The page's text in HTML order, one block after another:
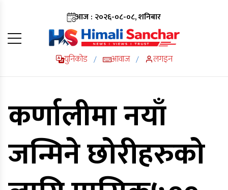
आज : २०२६-०८-०८, शनिबार
युनिकोड / आवाज / लगइन
कर्णालीमा नयाँ
जन्मिने छोरीहरुको